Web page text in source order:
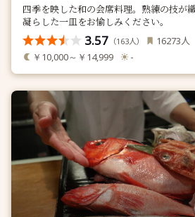
四季を映した和の会席料理。熟練の技が
凝らした一皿をお愉しみください。
3.57 （163人） 16273人
￥10,000～￥14,999 -